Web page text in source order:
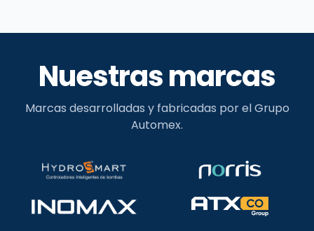
Nuestras marcas
Marcas desarrolladas y fabricadas por el Grupo
Automex.